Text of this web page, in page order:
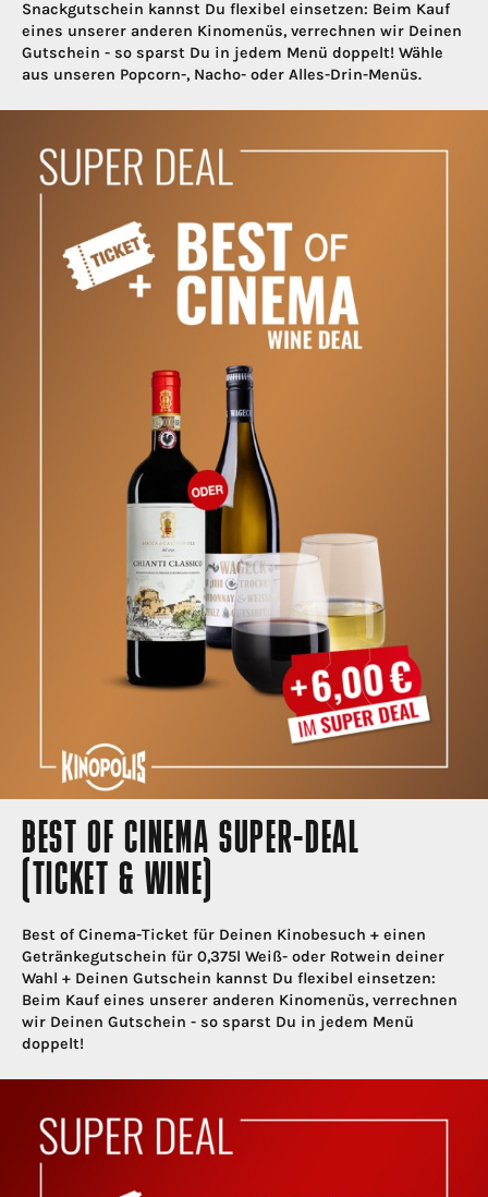
Snackgutschein kannst Du flexibel einsetzen: Beim Kauf
eines unserer anderen Kinomenüs, verrechnen wir Deinen
Gutschein - so sparst Du in jedem Menü doppelt! Wähle
aus unseren Popcorn-, Nacho- oder Alles-Drin-Menüs.
BEST OF CINEMA SUPER-DEAL
(TICKET & WINE)
Best of Cinema-Ticket für Deinen Kinobesuch + einen
Getränkegutschein für 0,375l Weiß- oder Rotwein deiner
Wahl + Deinen Gutschein kannst Du flexibel einsetzen:
Beim Kauf eines unserer anderen Kinomenüs, verrechnen
wir Deinen Gutschein - so sparst Du in jedem Menü
doppelt!